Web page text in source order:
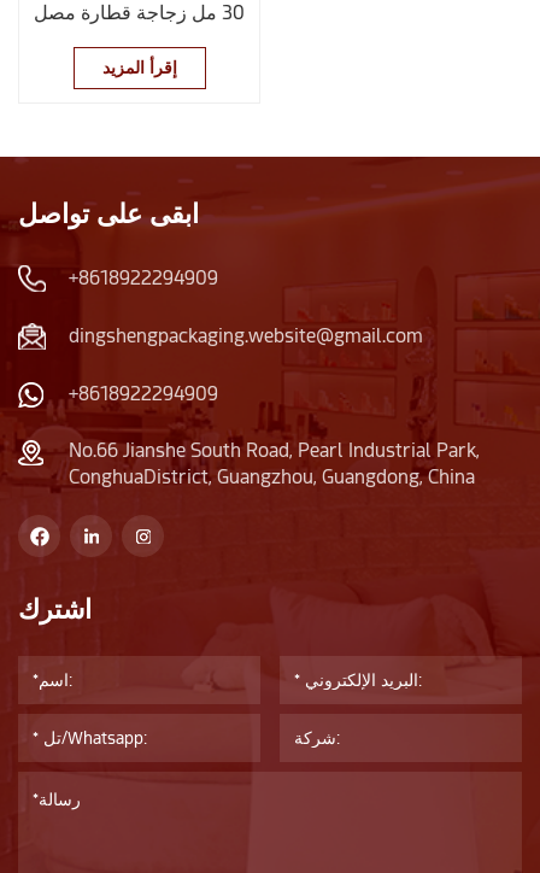
30 مل زجاجة قطارة مصل
إقرأ المزيد
ابقى على تواصل
+8618922294909
dingshengpackaging.website@gmail.com
+8618922294909
No.66 Jianshe South Road, Pearl Industrial Park,
ConghuaDistrict, Guangzhou, Guangdong, China
اشترك